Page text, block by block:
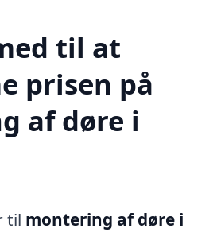
til at
prisen på
af døre i
til montering af døre i